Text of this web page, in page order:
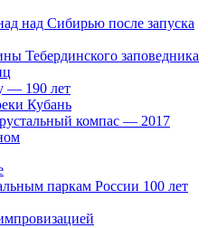
над Сибирью после запуска
Тебердинского заповедника
— 190 лет
Кубань
компас — 2017
паркам России 100 лет